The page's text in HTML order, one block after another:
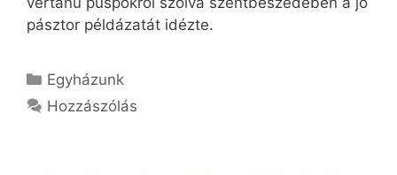
pásztor példázatát idézte.
Kategória
Egyházunk
Hozzászólás